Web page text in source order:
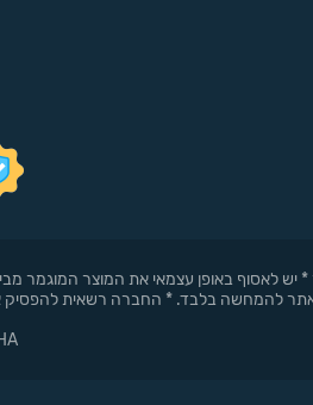
באתר * יש לאסוף באופן עצמאי את